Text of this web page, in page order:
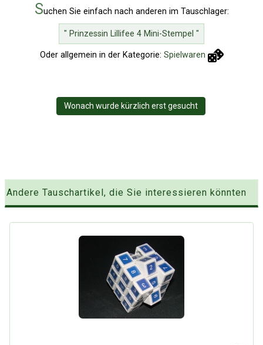
Suchen Sie einfach nach anderen im Tauschlager:
" Prinzessin Lillifee 4 Mini-Stempel "
Oder allgemein in der Kategorie: Spielwaren
Wonach wurde kürzlich erst gesucht
Andere Tauschartikel, die Sie interessieren könnten